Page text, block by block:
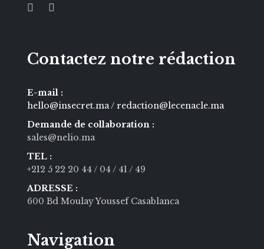
Contactez notre rédaction
E-mail :
hello@insecret.ma / redaction@lecenacle.ma
Demande de collaboration :
sales@nelio.ma
TEL :
+212 5 22 20 44 / 04 / 41 / 49
ADRESSE :
600 Bd Moulay Youssef Casablanca
Navigation